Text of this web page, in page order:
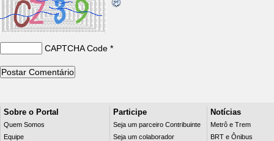
faz
Amsterdã
adotar
[…]
CAPTCHA Code *
Sobre o Portal
Quem Somos
Equipe
Participe
Seja um parceiro Contribuinte
Seja um colaborador
Notícias
Metrô e Trem
BRT e Ônibus